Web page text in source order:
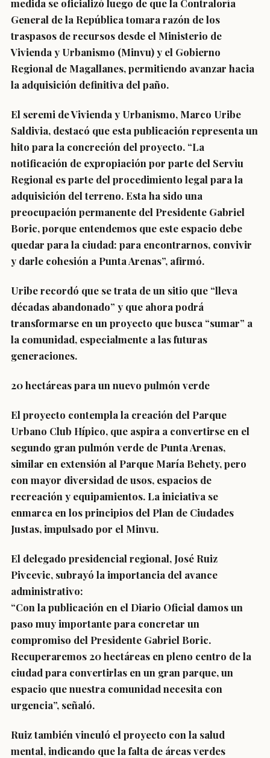
medida se oficializó luego de que la Contraloría
General de la República tomara razón de los
traspasos de recursos desde el Ministerio de
Vivienda y Urbanismo (Minvu) y el Gobierno
Regional de Magallanes, permitiendo avanzar hacia
la adquisición definitiva del paño.
El seremi de Vivienda y Urbanismo, Marco Uribe
Saldivia, destacó que esta publicación representa un
hito para la concreción del proyecto. “La
notificación de expropiación por parte del Serviu
Regional es parte del procedimiento legal para la
adquisición del terreno. Esta ha sido una
preocupación permanente del Presidente Gabriel
Boric, porque entendemos que este espacio debe
quedar para la ciudad: para encontrarnos, convivir
y darle cohesión a Punta Arenas”, afirmó.
Uribe recordó que se trata de un sitio que “lleva
décadas abandonado” y que ahora podrá
transformarse en un proyecto que busca “sumar” a
la comunidad, especialmente a las futuras
generaciones.
20 hectáreas para un nuevo pulmón verde
El proyecto contempla la creación del Parque
Urbano Club Hípico, que aspira a convertirse en el
segundo gran pulmón verde de Punta Arenas,
similar en extensión al Parque María Behety, pero
con mayor diversidad de usos, espacios de
recreación y equipamientos. La iniciativa se
enmarca en los principios del Plan de Ciudades
Justas, impulsado por el Minvu.
El delegado presidencial regional, José Ruiz
Pivcevic, subrayó la importancia del avance
administrativo:
“Con la publicación en el Diario Oficial damos un
paso muy importante para concretar un
compromiso del Presidente Gabriel Boric.
Recuperaremos 20 hectáreas en pleno centro de la
ciudad para convertirlas en un gran parque, un
espacio que nuestra comunidad necesita con
urgencia”, señaló.
Ruiz también vinculó el proyecto con la salud
mental, indicando que la falta de áreas verdes